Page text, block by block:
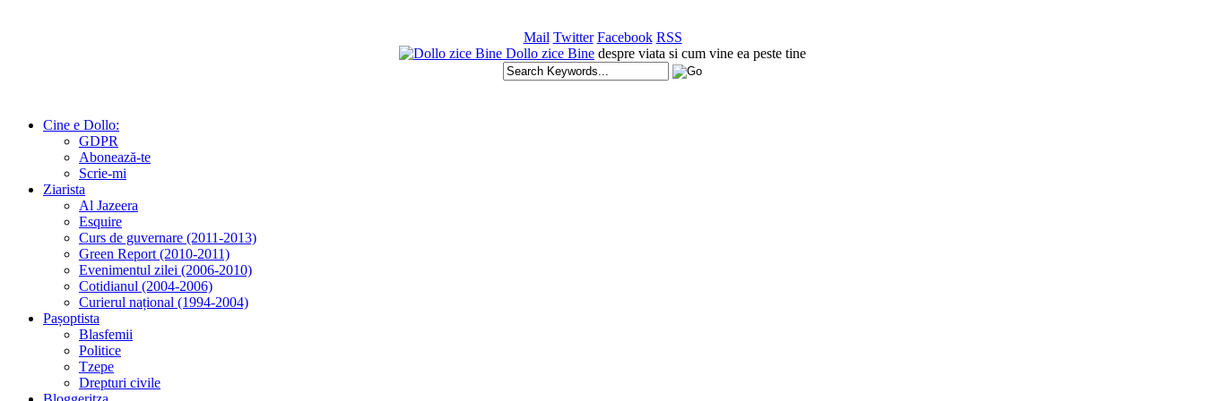
Mail Twitter Facebook RSS
Dollo zice Bine despre viata si cum vine ea peste tine
Cine e Dollo:
GDPR
Abonează-te
Scrie-mi
Ziarista
Al Jazeera
Esquire
Curs de guvernare (2011-2013)
Green Report (2010-2011)
Evenimentul zilei (2006-2010)
Cotidianul (2004-2006)
Curierul național (1994-2004)
Pașoptista
Blasfemii
Politice
Tzepe
Drepturi civile